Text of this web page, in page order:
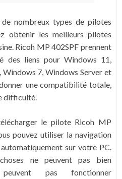
nombreux types de pilotes
obtenir les meilleurs pilotes
Ricoh MP 402SPF prennent
des liens pour Windows 11,
7, Windows Server et
une compatibilité totale,
difficulté.
le pilote Ricoh MP
pouvez utiliser la navigation
sur votre PC.
ne peuvent pas bien
pas fonctionner